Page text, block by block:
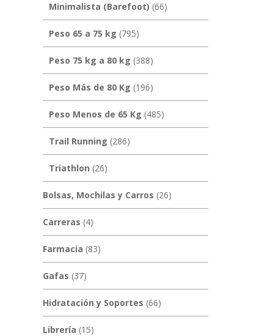
Minimalista (Barefoot) (66)
Peso 65 a 75 kg (795)
Peso 75 kg a 80 kg (388)
Peso Más de 80 Kg (196)
Peso Menos de 65 Kg (485)
Trail Running (286)
Triathlon (26)
Bolsas, Mochilas y Carros (26)
Carreras (4)
Farmacia (83)
Gafas (37)
Hidratación y Soportes (66)
Librería (15)